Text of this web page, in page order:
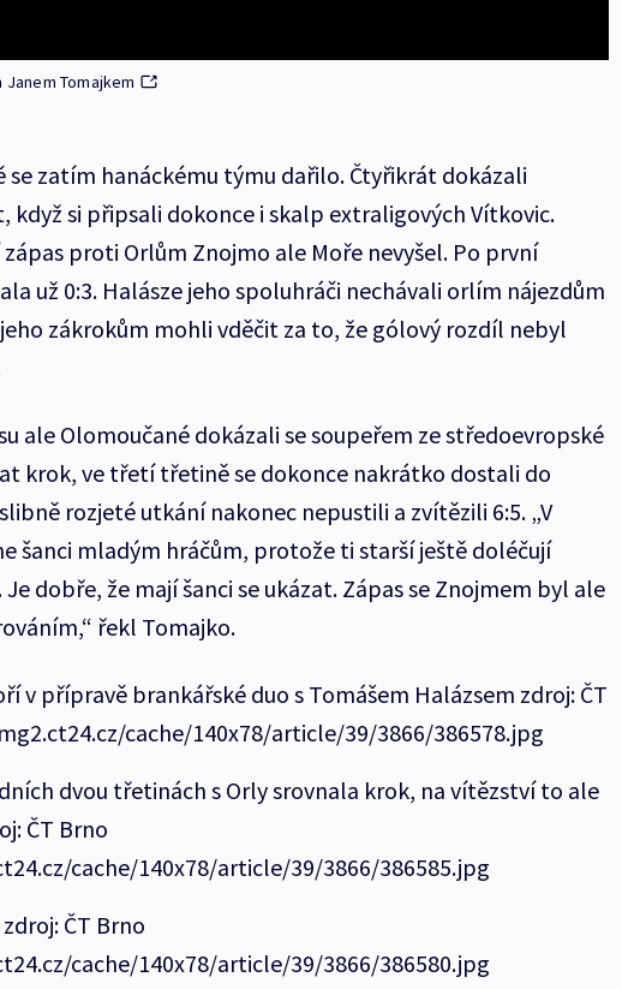
Tomajkem
se zatím hanáckému týmu dařilo. Čtyřikrát dokázali
když si připsali dokonce i skalp extraligových Vítkovic.
proti Orlům Znojmo ale Moře nevyšel. Po první
už 0:3. Halásze jeho spoluhráči nechávali orlím nájezdům
zákrokům mohli vděčit za to, že gólový rozdíl nebyl
ale Olomoučané dokázali se soupeřem ze středoevropské
krok, ve třetí třetině se dokonce nakrátko dostali do
rozjeté utkání nakonec nepustili a zvítězili 6:5. „V
šanci mladým hráčům, protože ti starší ještě doléčují
dobře, že mají šanci se ukázat. Zápas se Znojmem byl ale
řekl Tomajko.
v přípravě brankářské duo s Tomášem Halázsem zdroj: ČT
cache/140x78/article/39/3866/386578.jpg
dvou třetinách s Orly srovnala krok, na vítězství to ale
ČT Brno
cache/140x78/article/39/3866/386585.jpg
ČT Brno
cache/140x78/article/39/3866/386580.jpg